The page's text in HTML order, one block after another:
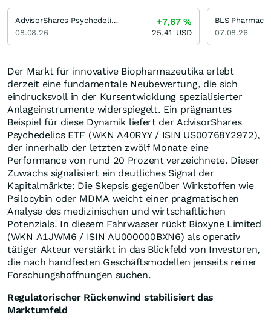
Der Markt für innovative Biopharmazeutika erlebt
derzeit eine fundamentale Neubewertung, die sich
eindrucksvoll in der Kursentwicklung spezialisierter
Anlageinstrumente widerspiegelt. Ein prägnantes
Beispiel für diese Dynamik liefert der AdvisorShares
Psychedelics ETF (WKN A40RYY / ISIN US00768Y2972),
der innerhalb der letzten zwölf Monate eine
Performance von rund 20 Prozent verzeichnete. Dieser
Zuwachs signalisiert ein deutliches Signal der
Kapitalmärkte: Die Skepsis gegenüber Wirkstoffen wie
Psilocybin oder MDMA weicht einer pragmatischen
Analyse des medizinischen und wirtschaftlichen
Potenzials. In diesem Fahrwasser rückt Bioxyne Limited
(WKN A1JWM6 / ISIN AU000000BXN6) als operativ
tätiger Akteur verstärkt in das Blickfeld von Investoren,
die nach handfesten Geschäftsmodellen jenseits reiner
Forschungshoffnungen suchen.
Regulatorischer Rückenwind stabilisiert das
Marktumfeld
AdvisorShares Psychedelics ETF Psychedelics ETF New
08.08.26
+7,67%
25,41 USD
BLS
07.08.26